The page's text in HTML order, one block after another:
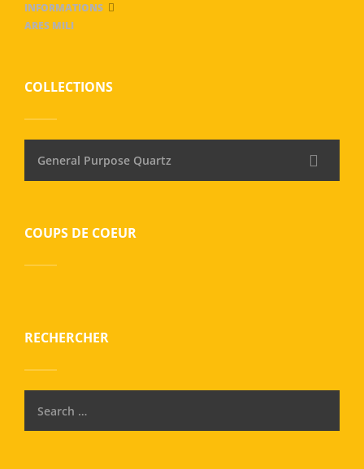
INFORMATIONS
ARES MILI
COLLECTIONS
General Purpose Quartz
COUPS DE COEUR
RECHERCHER